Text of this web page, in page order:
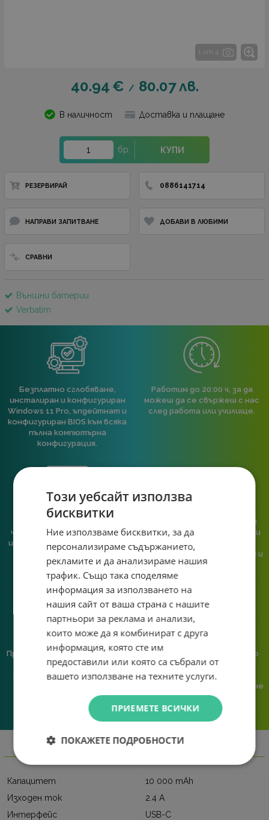
1 от 4
40.94 € / 80.07лв.
В наличност Доставка и плащане
бр. КУПИ
РЕЗЕРВИРАЙ 0886141714
НАПРАВИ ЗАПИТВАНЕ ДОБАВИ В ЛЮБИМИ
СРАВНИ
Външни батерии
Verbatim
Безплатно сглобяване,
инсталиран и конфигуриран
Windows 11 Pro, ъпдейтнат и
конфигуриран BIOS към всяка
пълна компютърна
конфигурация.
Работим до 20:00 ч, за да
можеш да се свържеш с нас
след работа или училище.
човек, не с чатбот, когато
имаш нужда от консултация
или справяне с проблем.
Сглобяваме, поддържаме и
обслужваме. Като магазин и
гарантираме бърза реакция и
познаване на твоята
Предлагаме различни методи
на плащане, включително
възможност за плащане с
Ние сме малък екип и точно
затова поемаме лична
отговорност за всяка
поръчка. Ако има проблем – не
го прехвърляме, а го
решаваме.
Капацитет
10 000 mAh
Изходен ток
2.4 A
Интерфейс
USB-C
Този уебсайт използва
бисквитки
Ние използваме бисквитки, за да
персонализираме съдържанието,
рекламите и да анализираме нашия
трафик. Също така споделяме
информация за използването на
нашия сайт от ваша страна с нашите
партньори за реклама и анализи,
които може да я комбинират с друга
информация, която сте им
предоставили или която са събрали от
вашето използване на техните услуги.
ПРИЕМЕТЕ ВСИЧКИ
ПОКАЖЕТЕ ПОДРОБНОСТИ